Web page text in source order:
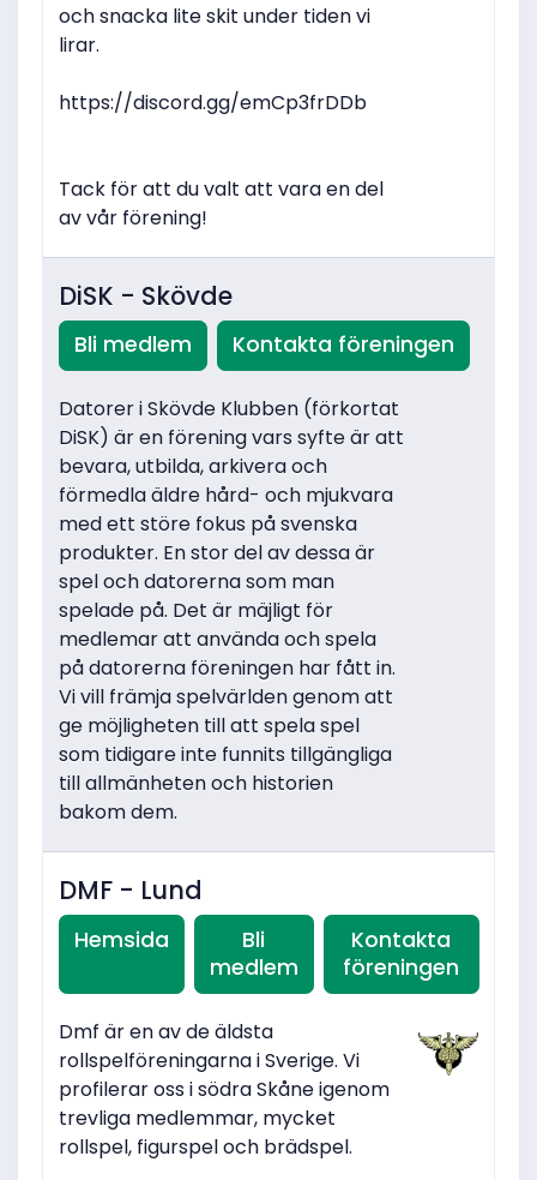
och snacka lite skit under tiden vi
lirar.
https://discord.gg/emCp3frDDb
Tack för att du valt att vara en del
av vår förening!
DiSK - Skövde
Bli medlem Kontakta föreningen
Datorer i Skövde Klubben (förkortat
DiSK) är en förening vars syfte är att
bevara, utbilda, arkivera och
förmedla äldre hård- och mjukvara
med ett störe fokus på svenska
produkter. En stor del av dessa är
spel och datorerna som man
spelade på. Det är mäjligt för
medlemar att använda och spela
på datorerna föreningen har fått in.
Vi vill främja spelvärlden genom att
ge möjligheten till att spela spel
som tidigare inte funnits tillgängliga
till allmänheten och historien
bakom dem.
DMF - Lund
Hemsida
Bli
medlem
Kontakta
föreningen
Dmf är en av de äldsta
rollspelföreningarna i Sverige. Vi
profilerar oss i södra Skåne igenom
trevliga medlemmar, mycket
rollspel, figurspel och brädspel.